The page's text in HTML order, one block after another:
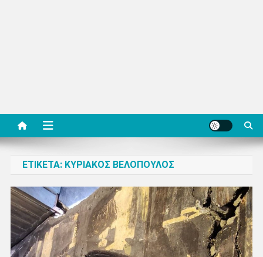
ΕΤΙΚΈΤΑ: ΚΥΡΙΆΚΟΣ ΒΕΛΌΠΟΥΛΟΣ